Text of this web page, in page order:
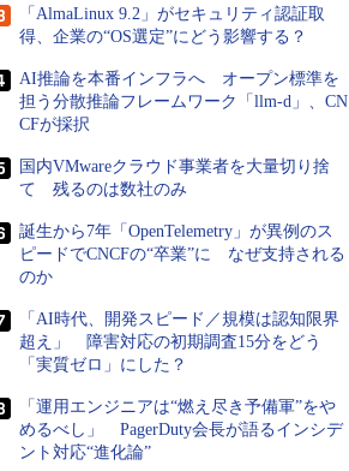
「AlmaLinux 9.2」がセキュリティ認証取
得、企業の“OS選定”にどう影響する？
AI推論を本番インフラへ オープン標準を
担う分散推論フレームワーク「llm-d」、CN
CFが採択
国内VMwareクラウド事業者を大量切り捨
て 残るのは数社のみ
誕生から7年「OpenTelemetry」が異例のス
ピードでCNCFの“卒業”に なぜ支持される
のか
「AI時代、開発スピード／規模は認知限界
超え」 障害対応の初期調査15分をどう
「実質ゼロ」にした？
「運用エンジニアは“燃え尽き予備軍”をや
めるべし」 PagerDuty会長が語るインシデ
ント対応“進化論”